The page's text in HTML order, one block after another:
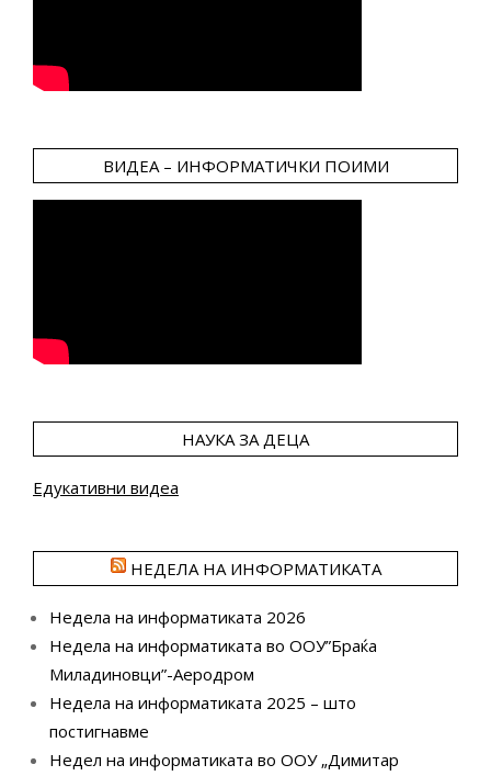
ВИДЕА – ИНФОРМАТИЧКИ ПОИМИ
НАУКА ЗА ДЕЦА
Едукативни видеа
НЕДЕЛА НА ИНФОРМАТИКАТА
Недела на информатиката 2026
Недела на информатиката во ООУ”Браќа
Миладиновци”-Аеродром
Недела на информатиката 2025 – што
постигнавме
Недел на информатиката во ООУ „Димитар